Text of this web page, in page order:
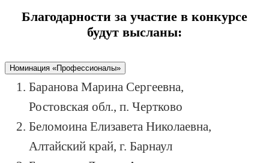
Благодарности за участие в конкурсе
будут высланы:
Номинация «Профессионалы»
Баранова Марина Сергеевна,
Ростовская обл., п. Чертково
Беломоина Елизавета Николаевна,
Алтайский край, г. Барнаул